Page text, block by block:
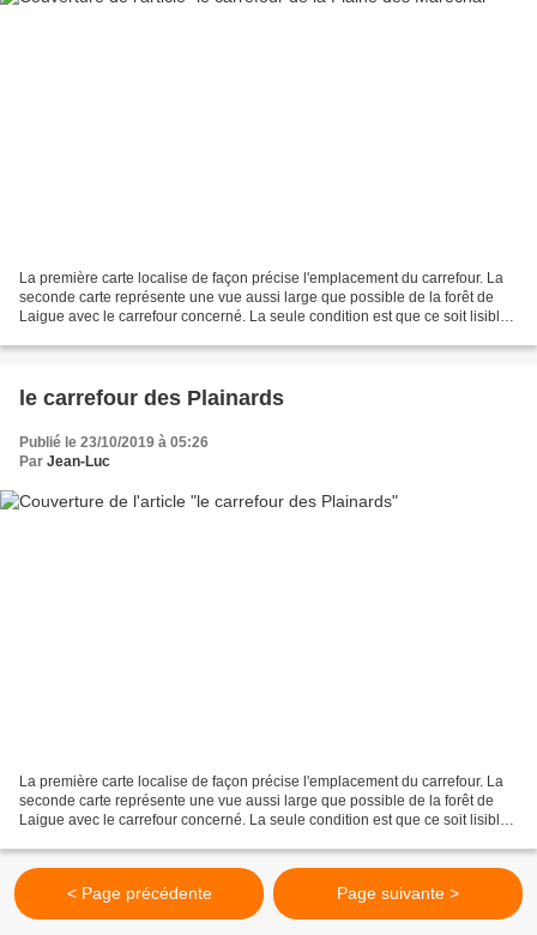
La première carte localise de façon précise l'emplacement du carrefour. La
seconde carte représente une vue aussi large que possible de la forêt de
Laigue avec le carrefour concerné. La seule condition est que ce soit lisible.
le carrefour des Plainards
Publié le 23/10/2019 à 05:26
Par Jean-Luc
La première carte localise de façon précise l'emplacement du carrefour. La
seconde carte représente une vue aussi large que possible de la forêt de
Laigue avec le carrefour concerné. La seule condition est que ce soit lisible.
< Page précédente Page suivante >